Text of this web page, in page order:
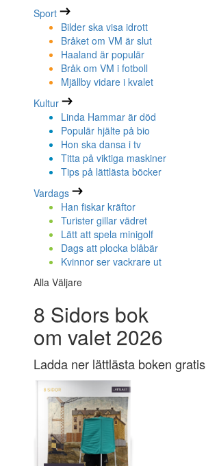
Sport
Bilder ska visa idrott
Bråket om VM är slut
Haaland är populär
Bråk om VM i fotboll
Mjällby vidare i kvalet
Kultur
Linda Hammar är död
Populär hjälte på bio
Hon ska dansa i tv
Titta på viktiga maskiner
Tips på lättlästa böcker
Vardags
Han fiskar kräftor
Turister gillar vädret
Lätt att spela minigolf
Dags att plocka blåbär
Kvinnor ser vackrare ut
Alla Väljare
8 Sidors bok
om valet 2026
Ladda ner lättlästa boken gratis